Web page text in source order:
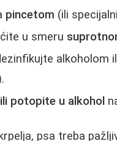
pincetom (ili
u smeru
alkoholom
potopite u alkohol
psa treba